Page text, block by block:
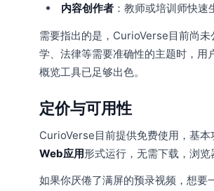
内容创作者：教师或培训师快速
需要指出的是，CurioVerse目前尚
学、法律等需要准确性的主题时，
概览工具已足够出色。
定价与可用性
CurioVerse目前提供免费使用，基
Web应用形式运行，无需下载，浏览
如果你厌倦了满屏的预录视频，想要